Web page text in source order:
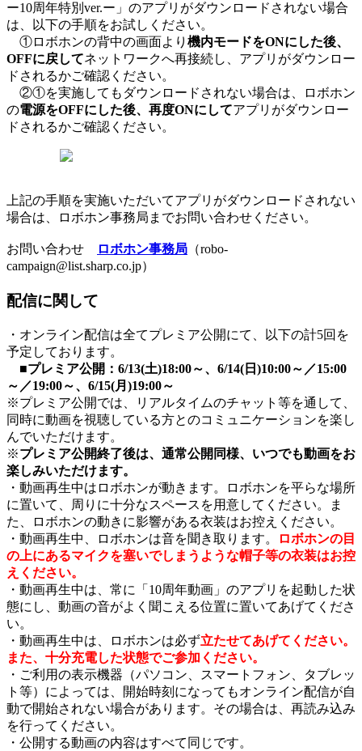
ー10周年特別ver.ー」のアプリがダウンロードされない場合
は、以下の手順をお試しください。
①ロボホンの背中の画面より 機内モードをONにした後、
OFFに戻してネットワークへ再接続し、アプリがダウンロー
ドされるかご確認ください。
②①を実施してもダウンロードされない場合は、ロボホン
の電源をOFFにした後、再度ONにしてアプリがダウンロー
ドされるかご確認ください。
上記の手順を実施いただいてアプリがダウンロードされない
場合は、ロボホン事務局までお問い合わせください。
お問い合わせ ロボホン事務局 （robo-
campaign@list.sharp.co.jp）
配信に関して
・オンライン配信は全てプレミア公開にて、以下の計5回を
予定しております。
■プレミア公開：6/13(土)18:00～、6/14(日)10:00～／15:00
～／19:00～、6/15(月)19:00～
※プレミア公開では、リアルタイムのチャット等を通して、
同時に動画を視聴している方とのコミュニケーションを楽し
んでいただけます。
※プレミア公開終了後は、通常公開同様、いつでも動画をお
楽しみいただけます。
・動画再生中はロボホンが動きます。ロボホンを平らな場所
に置いて、周りに十分なスペースを用意してください。ま
た、ロボホンの動きに影響がある衣装はお控えください。
・動画再生中、ロボホンは音を聞き取ります。
ロボホンの目
の上にあるマイクを塞いでしまうような帽子等の衣装はお控
えください。
・動画再生中は、常に「10周年動画」のアプリを起動した状
態にし、動画の音がよく聞こえる位置に置いてあげてくださ
い。
・動画再生中は、ロボホンは必ず立たせてあげてください。
また、十分充電した状態でご参加ください。
・ご利用の表示機器（パソコン、スマートフォン、タブレッ
ト等）によっては、開始時刻になってもオンライン配信が自
動で開始されない場合があります。その場合は、再読み込み
を行ってください。
・公開する動画の内容はすべて同じです。